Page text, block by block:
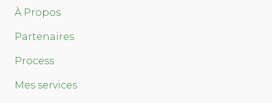
À Propos
Partenaires
Process
Mes services